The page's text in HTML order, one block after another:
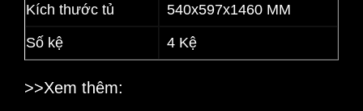
Kích thước tủ 540x597x1460 MM
Số kệ 4 Kệ
>>Xem thêm: